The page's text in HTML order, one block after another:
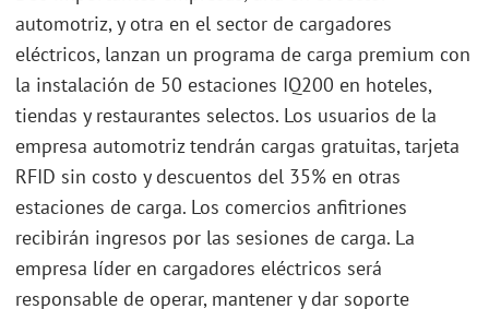
automotriz, y otra en el sector de cargadores
eléctricos, lanzan un programa de carga premium con
la instalación de 50 estaciones IQ200 en hoteles,
tiendas y restaurantes selectos. Los usuarios de la
empresa automotriz tendrán cargas gratuitas, tarjeta
RFID sin costo y descuentos del 35% en otras
estaciones de carga. Los comercios anfitriones
recibirán ingresos por las sesiones de carga. La
empresa líder en cargadores eléctricos será
responsable de operar, mantener y dar soporte